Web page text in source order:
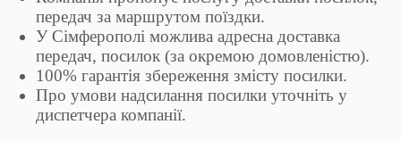
передач за маршрутом поїздки.
У Сімферополі можлива адресна доставка
передач, посилок (за окремою домовленістю).
100% гарантія збереження змісту посилки.
Про умови надсилання посилки уточніть у
диспетчера компанії.